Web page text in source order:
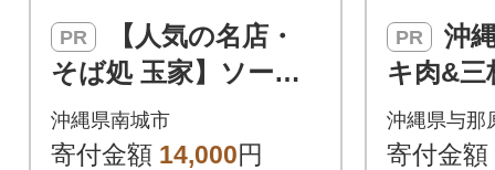
PR
そば処 玉家】ソーキ
そば 4人前(沖縄そ
ば/南城市)
沖縄県南城市
寄付金額 14,000円
PR
キ肉&三
6人前セ
沖縄の
沖縄県与那
寄付金額